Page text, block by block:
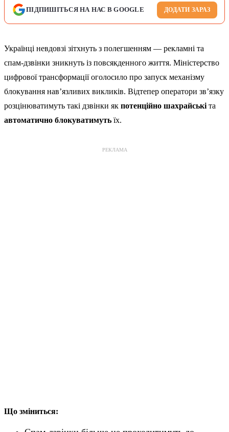
ПІДПИШІТЬСЯ НА НАС В GOOGLE ДОДАТИ ЗАРАЗ
Українці невдовзі зітхнуть з полегшенням — рекламні та
спам-дзвінки зникнуть із повсякденного життя. Міністерство
цифрової трансформації оголосило про запуск механізму
блокування нав’язливих викликів. Відтепер оператори зв’язку
розцінюватимуть такі дзвінки як потенційно шахрайські та
автоматично блокуватимуть їх.
РЕКЛАМА
Що зміниться: